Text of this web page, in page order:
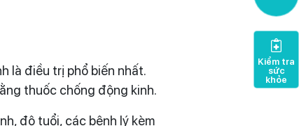
là điều trị phổ biến nhất.
thuốc chống động kinh.
độ tuổi, các bệnh lý kèm
Kiểm tra
sức
khỏe